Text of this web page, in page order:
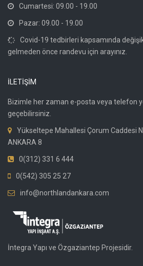
Cumartesi: 09.00 - 19.00
Pazar: 09.00 - 19.00
Covid-19 tedbirleri kapsamında
gelmeden önce randevu için arayınız.
İLETİŞİM
Bizimle her zaman e-posta veya telefon
geçebilirsiniz.
Yükseltepe Mahallesi Çorum Caddesi
ANKARA 8
0(312) 331 6 444
0(542) 305 25 27
info@northlandankara.com
İntegra Yapı ve Özgaziantep Projesidir.